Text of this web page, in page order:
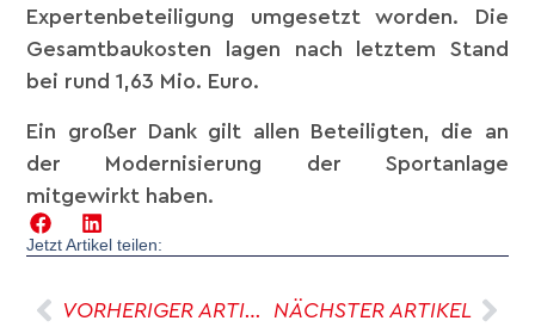
Expertenbeteiligung umgesetzt worden. Die
Gesamtbaukosten lagen nach letztem Stand
bei rund 1,63 Mio. Euro.
Ein großer Dank gilt allen Beteiligten, die an
der Modernisierung der Sportanlage
mitgewirkt haben.
Jetzt Artikel teilen:
VORHERIGER ARTIKEL NÄCHSTER ARTIKEL